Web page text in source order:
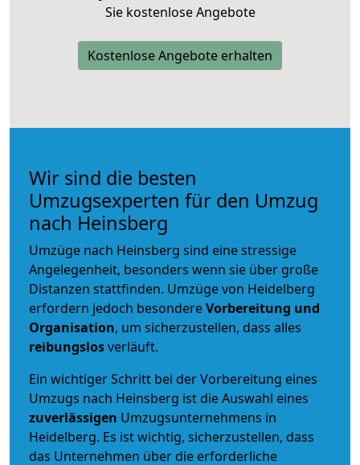
Sie kostenlose Angebote
Kostenlose Angebote erhalten
Wir sind die besten
Umzugsexperten für den Umzug
nach Heinsberg
Umzüge nach Heinsberg sind eine stressige
Angelegenheit, besonders wenn sie über große
Distanzen stattfinden. Umzüge von Heidelberg
erfordern jedoch besondereVorbereitung und
Organisation, um sicherzustellen, dass alles
reibungslosverläuft.
Ein wichtiger Schritt bei der Vorbereitung eines
Umzugs nach Heinsberg ist die Auswahl eines
zuverlässigen Umzugsunternehmens in
Heidelberg. Es ist wichtig, sicherzustellen, dass
das Unternehmen über die erforderliche